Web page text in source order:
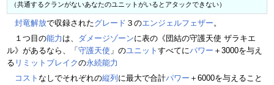
（共通するクランがないあなたのユニットがいるとアタックできない）
封竜解放で収録されたグレード ３のエンジェルフェザー。
１つ目の能力 は、 ダメージゾーンに表の《団結の守護天使 ザラキエ
ル》があるなら、「 守護天使 」のユニット すべてにパワー ＋3000を与え
る リミットブレイクの永続能力
コスト なしでそれぞれの縦列 に最大で合計パワー ＋6000を与えること